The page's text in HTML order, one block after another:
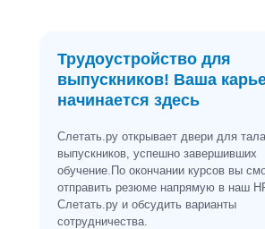
Трудоустройство для
выпускников! Ваша
начинается здесь
Слетать.ру открывает двери для
выпускников, успешно завершивших
обучение.По окончании курсов вы
отправить резюме напрямую в наш
Слетать.ру и обсудить варианты
сотрудничества.